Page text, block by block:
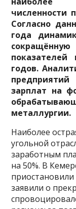
численности
Согласно
года
показателей
годов.
зарплат на
металлургии.
Наиболее
угольной
заработным
на 50%. В
заявили о